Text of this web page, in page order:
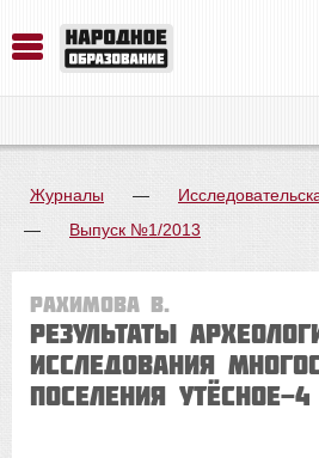
Журналы —
—
Выпуск №1/2013
Рахимова В.
Результаты
исследования
поселения Утёсное-4